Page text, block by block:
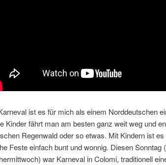
ist es für mich als einem Norddeutschen
Kinder fährt man am besten ganz weit weg und
Regenwald oder so etwas. Mit Kindern ist
Feste einfach bunt und wonnig. Diesen Sonntag
war Karneval in Colomi, traditionell